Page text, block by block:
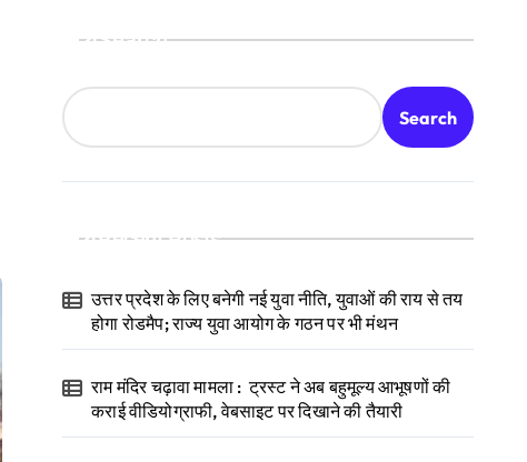
Search
Search
Recent Posts
उत्तर प्रदेश के लिए बनेगी नई युवा नीति, युवाओं की राय से तय
होगा रोडमैप; राज्य युवा आयोग के गठन पर भी मंथन
राम मंदिर चढ़ावा मामला : ट्रस्ट ने अब बहुमूल्य आभूषणों की
कराई वीडियोग्राफी, वेबसाइट पर दिखाने की तैयारी